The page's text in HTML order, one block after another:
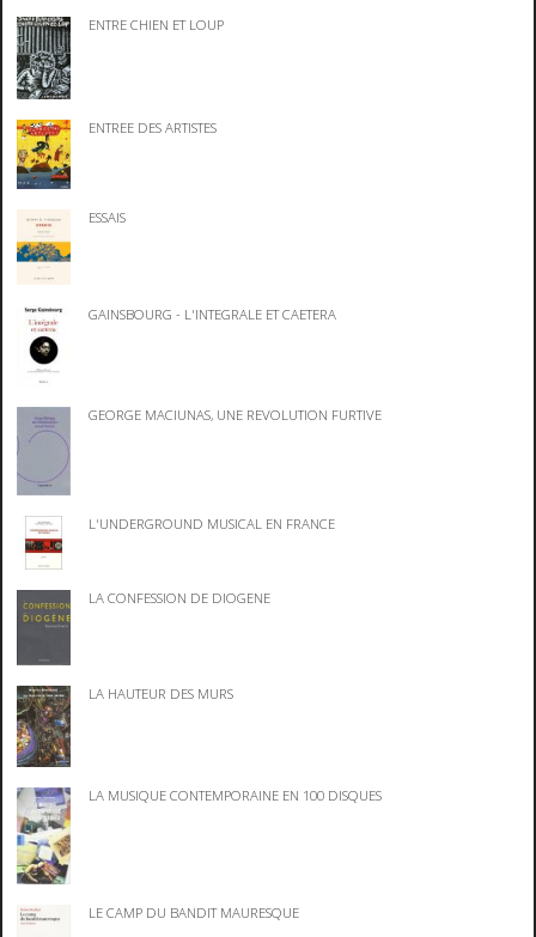
ENTRE CHIEN ET LOUP
ENTREE DES ARTISTES
ESSAIS
GAINSBOURG - L'INTEGRALE ET CAETERA
GEORGE MACIUNAS, UNE REVOLUTION FURTIVE
L'UNDERGROUND MUSICAL EN FRANCE
LA CONFESSION DE DIOGENE
LA HAUTEUR DES MURS
LA MUSIQUE CONTEMPORAINE EN 100 DISQUES
LE CAMP DU BANDIT MAURESQUE